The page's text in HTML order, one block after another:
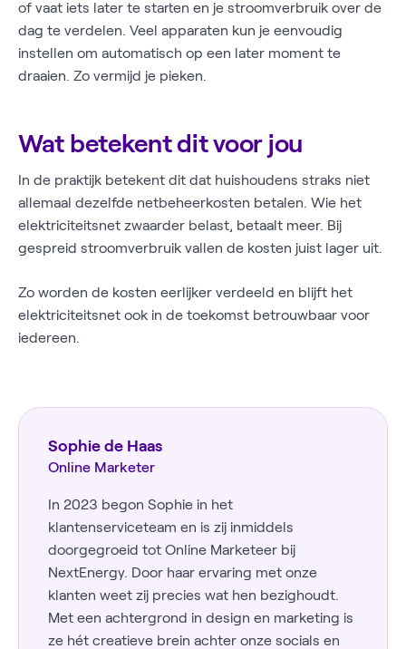
of vaat iets later te starten en je stroomverbruik over de
dag te verdelen. Veel apparaten kun je eenvoudig
instellen om automatisch op een later moment te
draaien. Zo vermijd je pieken.
Wat betekent dit voor jou
In de praktijk betekent dit dat huishoudens straks niet
allemaal dezelfde netbeheerkosten betalen. Wie het
elektriciteitsnet zwaarder belast, betaalt meer. Bij
gespreid stroomverbruik vallen de kosten juist lager uit.
Zo worden de kosten eerlijker verdeeld en blijft het
elektriciteitsnet ook in de toekomst betrouwbaar voor
iedereen.
Sophie de Haas
Online Marketer
In 2023 begon Sophie in het
klantenserviceteam en is zij inmiddels
doorgegroeid tot Online Marketeer bij
NextEnergy. Door haar ervaring met onze
klanten weet zij precies wat hen bezighoudt.
Met een achtergrond in design en marketing is
ze hét creatieve brein achter onze socials en